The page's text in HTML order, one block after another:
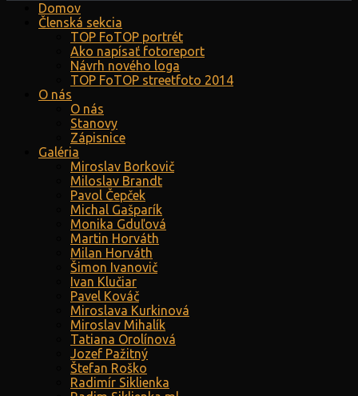
Domov
Členská sekcia
TOP FoTOP portrét
Ako napísať fotoreport
Návrh nového loga
TOP FoTOP streetfoto 2014
O nás
O nás
Stanovy
Zápisnice
Galéria
Miroslav Borkovič
Miloslav Brandt
Pavol Čepček
Michal Gašparík
Monika Gduľová
Martin Horváth
Milan Horváth
Šimon Ivanovič
Ivan Klučiar
Pavel Kováč
Miroslava Kurkinová
Miroslav Mihalík
Tatiana Orolínová
Jozef Pažitný
Štefan Roško
Radimír Siklienka